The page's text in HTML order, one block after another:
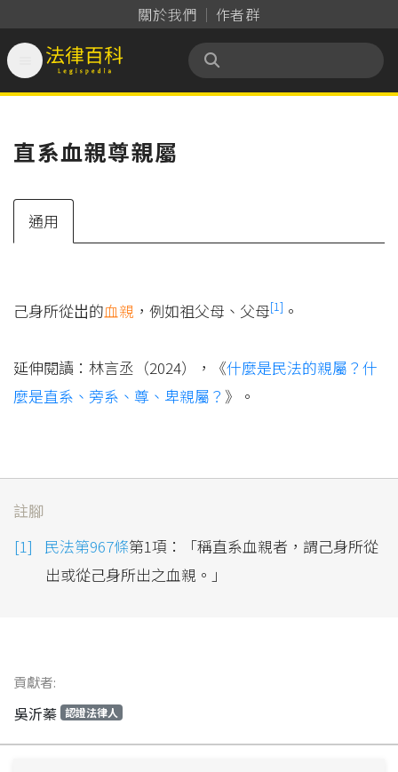
關於我們 作者群
法律百科 Legispedia
直系血親尊親屬
通用
己身所從岀的血親 ，例如祖父母、父母[1] 。
延伸閱讀：林言丞（2024），《什麼是民法的親屬？什
麼是直系、旁系、尊、卑親屬？ 》。
註腳
民法第967條第1項：「稱直系血親者，謂己身所從
出或從己身所出之血親。」
貢獻者:
吳沂蓁 認證法律人